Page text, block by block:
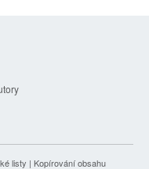
listy | Kopírování obsahu